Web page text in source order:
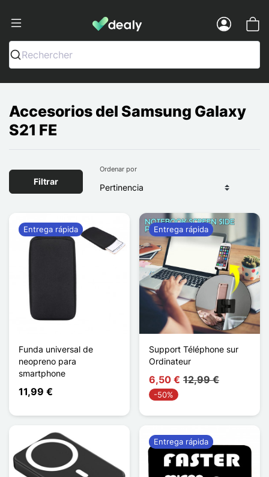
Dealy - Fundas y accesorios para
Rechercher
Accesorios del Samsung Galaxy
S21 FE
Filtrar
Ordenar por
Funda universal de
neopreno para
smartphone
11,99 €
Entrega rápida
Support Téléphone sur
Ordinateur
6,50 € 12,99 €
-50%
Entrega rápida
Entrega rápida